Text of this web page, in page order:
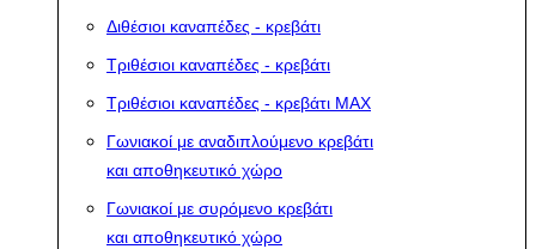
Διθέσιοι καναπέδες - κρεβάτι
Τριθέσιοι καναπέδες - κρεβάτι
Τριθέσιοι καναπέδες - κρεβάτι MAX
Γωνιακοί με αναδιπλούμενο κρεβάτι
και αποθηκευτικό χώρο
Γωνιακοί με συρόμενο κρεβάτι
και αποθηκευτικό χώρο